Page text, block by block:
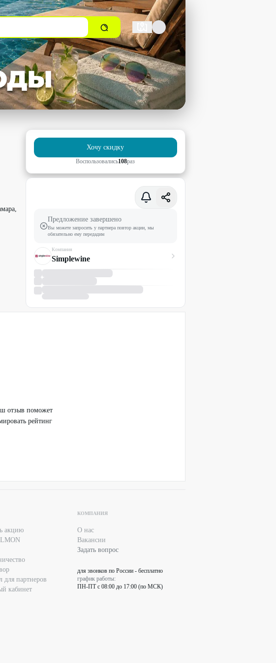
Хочу скидку
Воспользовались108раз
Предложение завершено
Вы можете запросить у партнера повтор акции, мы
обязательно ему передадим
Компания
Simplewine
отзыв поможет
рейтинг
акцию
для партнеров
кабинет
КОМПАНИЯ
О нас
Вакансии
Задать вопрос
для звонков по России - бесплатно
график работы:
ПН-ПТ с 08:00 до 17:00 (по МСК)